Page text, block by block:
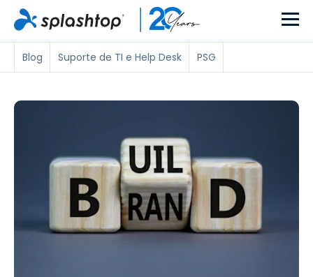
Blog Suporte de TI e Help Desk PSG